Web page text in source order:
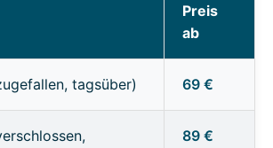
Preis
ab
tagsüber) 69 €
89 €